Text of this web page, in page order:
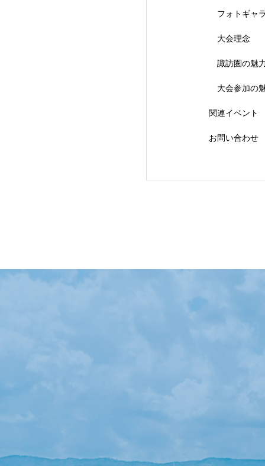
【会議報告】諏訪
【会議報告】諏
フォトギャ
大会理念
諏訪圏の魅力
大会参加の
関連イベント
お問い合わせ